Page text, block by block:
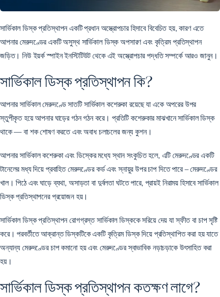
সার্ভিকাল ডিস্ক প্রতিস্থাপন একটি প্রধান অস্ত্রোপচার হিসাবে বিবেচিত হয়, কারণ এতে
আপনার মেরুদণ্ডের একটি অসুস্থ সার্ভিকাল ডিস্ক অপসারণ এবং কৃত্রিম প্রতিস্থাপন
জড়িত। নিউ ইয়র্ক স্পাইন ইনস্টিটিউট থেকে এই অস্ত্রোপচার পদ্ধতি সম্পর্কে আরও জানুন।
সার্ভিকাল ডিস্ক প্রতিস্থাপন কি?
আপনার সার্ভিকাল মেরুদণ্ডে সাতটি সার্ভিকাল কশেরুকা রয়েছে যা একে অপরের উপর
স্তুপীকৃত হয়ে আপনার ঘাড়ের গঠন গঠন করে। প্রতিটি কশেরুকার মাঝখানে সার্ভিকাল ডিস্ক
থাকে — বা শক শোষণ করতে এবং অবাধ চলাচলের জন্য কুশন।
আপনার সার্ভিকাল কশেরুকা এবং ডিস্কের মধ্যে স্থান সংকুচিত হলে, এটি মেরুদণ্ডের একটি
টানেলের মধ্য দিয়ে প্রবাহিত মেরুদণ্ডের কর্ড এবং স্নায়ুর উপর চাপ দিতে পারে – মেরুদণ্ডের
খাল। পিঠে এবং ঘাড়ে ব্যথা, অসাড়তা বা দুর্বলতা ঘটতে পারে, প্রায়ই নিরাময় হিসাবে সার্ভিকাল
ডিস্ক প্রতিস্থাপনের প্রয়োজন হয়।
সার্ভিকাল ডিস্ক প্রতিস্থাপনরোগগ্রস্ত সার্ভিকাল ডিস্ককে সরিয়ে দেয় যা স্ফীত বা চাপ সৃষ্টি
করে। পরবর্তীতে আক্রান্ত ডিস্কটিকে একটি কৃত্রিম ডিস্ক দিয়ে প্রতিস্থাপিত করা হয় যাতে
অন্যান্য মেরুদণ্ডের চাপ কমানো হয় এবং মেরুদণ্ডের স্বাভাবিক নড়াচড়াকে উৎসাহিত করা
হয়।
সার্ভিকাল ডিস্ক প্রতিস্থাপন কতক্ষণ লাগে?